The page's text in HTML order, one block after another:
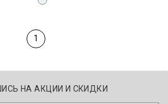
1
НА АКЦИИ И СКИДКИ